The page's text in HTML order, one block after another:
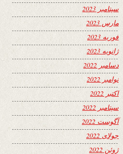
سپتامبر 2023
مارس 2023
فوریه 2023
ژانویه 2023
دسامبر 2022
نوامبر 2022
اکتبر 2022
سپتامبر 2022
آگوست 2022
جولای 2022
ژوئن 2022